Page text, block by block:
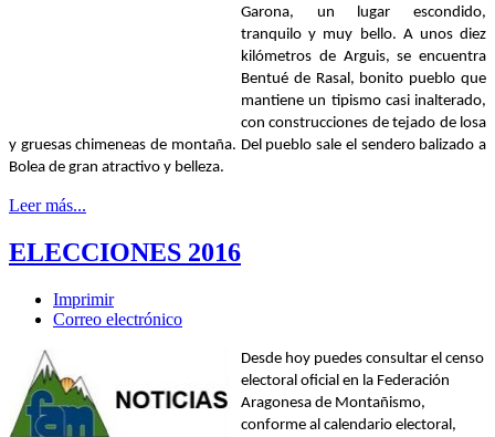
Garona, un lugar escondido,
tranquilo y muy bello. A unos diez
kilómetros de Arguis, se encuentra
Bentué de Rasal, bonito pueblo que
mantiene un tipismo casi inalterado,
con construcciones de tejado de losa
y gruesas chimeneas de montaña. Del pueblo sale el sendero balizado a
Bolea de gran atractivo y belleza.
Leer más...
ELECCIONES 2016
Imprimir
Correo electrónico
Desde hoy puedes consultar el censo
electoral oficial en la Federación
Aragonesa de Montañismo,
conforme al calendario electoral,